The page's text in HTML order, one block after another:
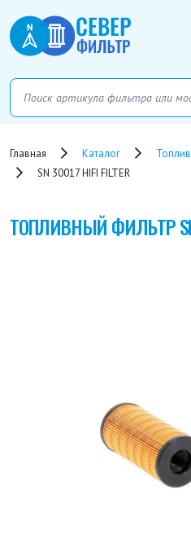
Главная Каталог
SN 30017 HIFI FILTER
ТОПЛИВНЫЙ ФИЛЬТР